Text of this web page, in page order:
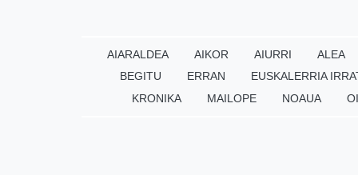
AIARALDEA AIKOR AIURRI
ALEA
BEGITU
ERRAN
EUSKALERRIA
KRONIKA
MAILOPE NOAUA